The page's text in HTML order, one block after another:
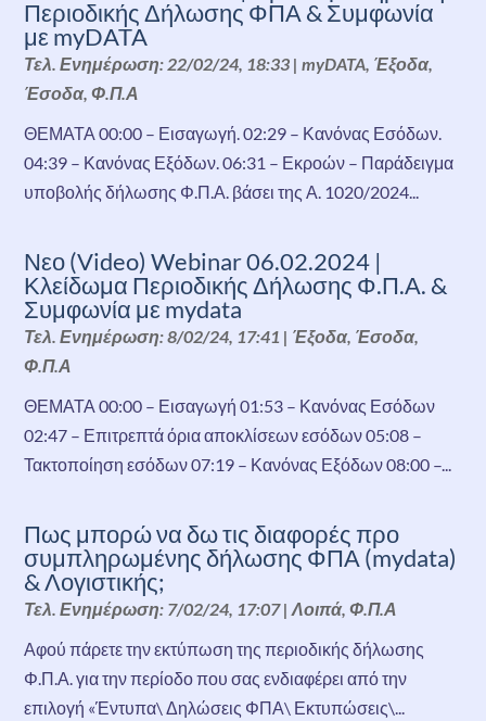
Περιοδικής Δήλωσης ΦΠΑ & Συμφωνία
με myDATA
Τελ. Ενημέρωση: 22/02/24, 18:33 |myDATA, Έξοδα,
Έσοδα,Φ.Π.Α
ΘΕΜΑΤΑ 00:00 – Εισαγωγή. 02:29 – Κανόνας Εσόδων.
04:39 – Κανόνας Εξόδων. 06:31 – Εκροών – Παράδειγμα
υποβολής δήλωσης Φ.Π.Α. βάσει της Α. 1020/2024...
Νεο (Video) Webinar 06.02.2024 |
Κλείδωμα Περιοδικής Δήλωσης Φ.Π.Α. &
Συμφωνία με mydata
Τελ. Ενημέρωση: 8/02/24, 17:41 | Έξοδα, Έσοδα,
Φ.Π.Α
ΘΕΜΑΤΑ 00:00 – Εισαγωγή 01:53 – Κανόνας Εσόδων
02:47 – Επιτρεπτά όρια αποκλίσεων εσόδων 05:08 –
Τακτοποίηση εσόδων 07:19 – Κανόνας Εξόδων 08:00 –...
Πως μπορώ να δω τις διαφορές προ
συμπληρωμένης δήλωσης ΦΠΑ (mydata)
& Λογιστικής;
Τελ. Ενημέρωση: 7/02/24, 17:07|Λοιπά,Φ.Π.Α
Αφού πάρετε την εκτύπωση της περιοδικής δήλωσης
Φ.Π.Α. για την περίοδο που σας ενδιαφέρει από την
επιλογή «Έντυπα\ Δηλώσεις ΦΠΑ\ Εκτυπώσεις\...